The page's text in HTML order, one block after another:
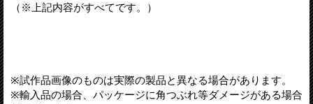
（※上記内容がすべてです。）
※試作品画像のものは実際の製品と異なる場合があります。
※輸入品の場合、パッケージに角つぶれ等ダメージがある場合